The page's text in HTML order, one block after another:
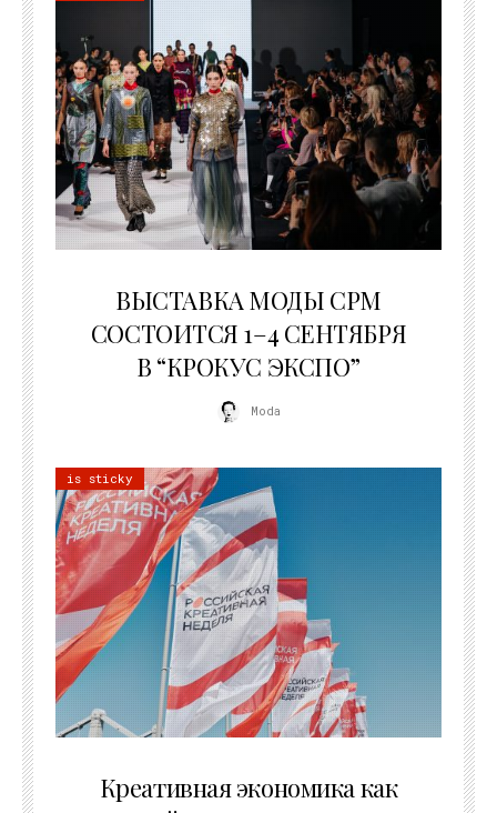
ВЫСТАВКА МОДЫ CPM
СОСТОИТСЯ 1–4 СЕНТЯБРЯ
В “КРОКУС ЭКСПО”
Moda
is sticky
Креативная экономика как